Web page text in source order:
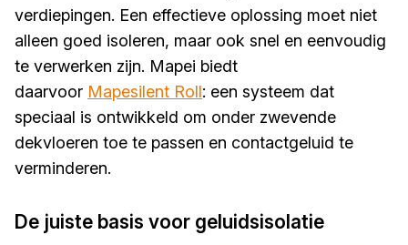
verdiepingen. Een effectieve oplossing moet niet
alleen goed isoleren, maar ook snel en eenvoudig
te verwerken zijn. Mapei biedt
daarvoor Mapesilent Roll: een systeem dat
speciaal is ontwikkeld om onder zwevende
dekvloeren toe te passen en contactgeluid te
verminderen.
De juiste basis voor geluidsisolatie